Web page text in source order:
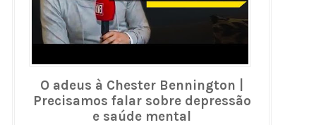
O adeus à Chester Bennington |
Precisamos falar sobre depressão
e saúde mental